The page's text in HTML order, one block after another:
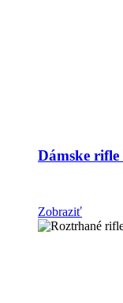
Dámske
Zobraziť